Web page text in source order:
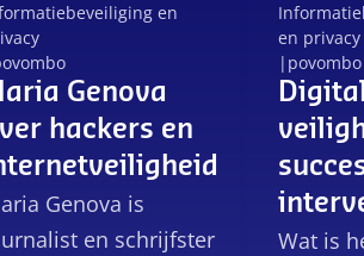
Genova
hackers en
en
vombo
Genova is
en schrijfster
en privacy
| povombo
Wat is